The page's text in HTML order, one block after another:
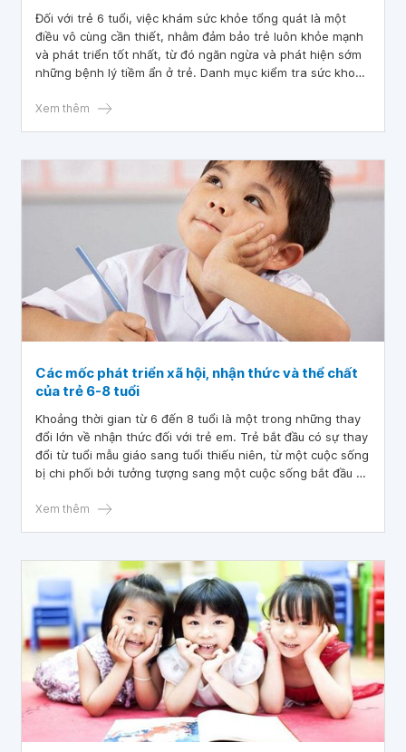
Đối với trẻ 6 tuổi, việc khám sức khỏe tổng quát là một
điều vô cùng cần thiết, nhằm đảm bảo trẻ luôn khỏe mạnh
và phát triển tốt nhất, từ đó ngăn ngừa và phát hiện sớm
những bệnh lý tiềm ẩn ở trẻ. Danh mục kiểm tra sức khoẻ
chung chủ yếu vào các vấn đề về cân nặng, khả năng ghi
Xem thêm
Các mốc phát triển xã hội, nhận thức và thể chất
của trẻ 6-8 tuổi
Khoảng thời gian từ 6 đến 8 tuổi là một trong những thay
đổi lớn về nhận thức đối với trẻ em. Trẻ bắt đầu có sự thay
đổi từ tuổi mẫu giáo sang tuổi thiếu niên, từ một cuộc sống
bị chi phối bởi tưởng tượng sang một cuộc sống bắt đầu bị
cá nhân tự chủ hơn, có khả năng ải quyết vấn đề độc lập
việc theo cách mong đợi. Tuy nhiên, giống như những lứa
tuổi mẫu giáo, trẻ tiếp tục thích các hoạt động có cấu trúc
hơn là các hoạt động mạo hiểm và trẻ tiếp tục cần sự chỉ
đạo nhất quán từ người lớn. Trong bài viết này chúng tôi
sẽ cung cấp những thông tin hữu ích để giúp bạn hiểu rõ
hơn về các mốc phát triển xã hội, nhận thức và thể chất
của trẻ 6-8 tuổi.
Xem thêm